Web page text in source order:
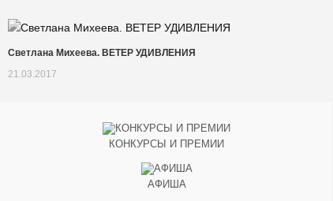
Cветлана Михеева. ВЕТЕР УДИВЛЕНИЯ
21.03.2017
КОНКУРСЫ И ПРЕМИИ
АФИША